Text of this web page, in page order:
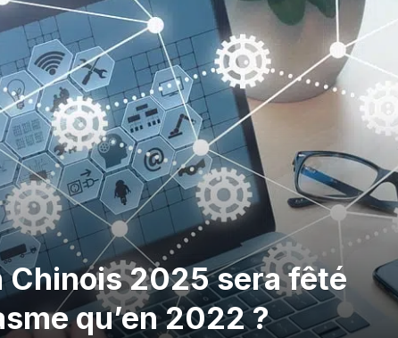
Chinois 2025 sera fêté
qu’en 2022 ?